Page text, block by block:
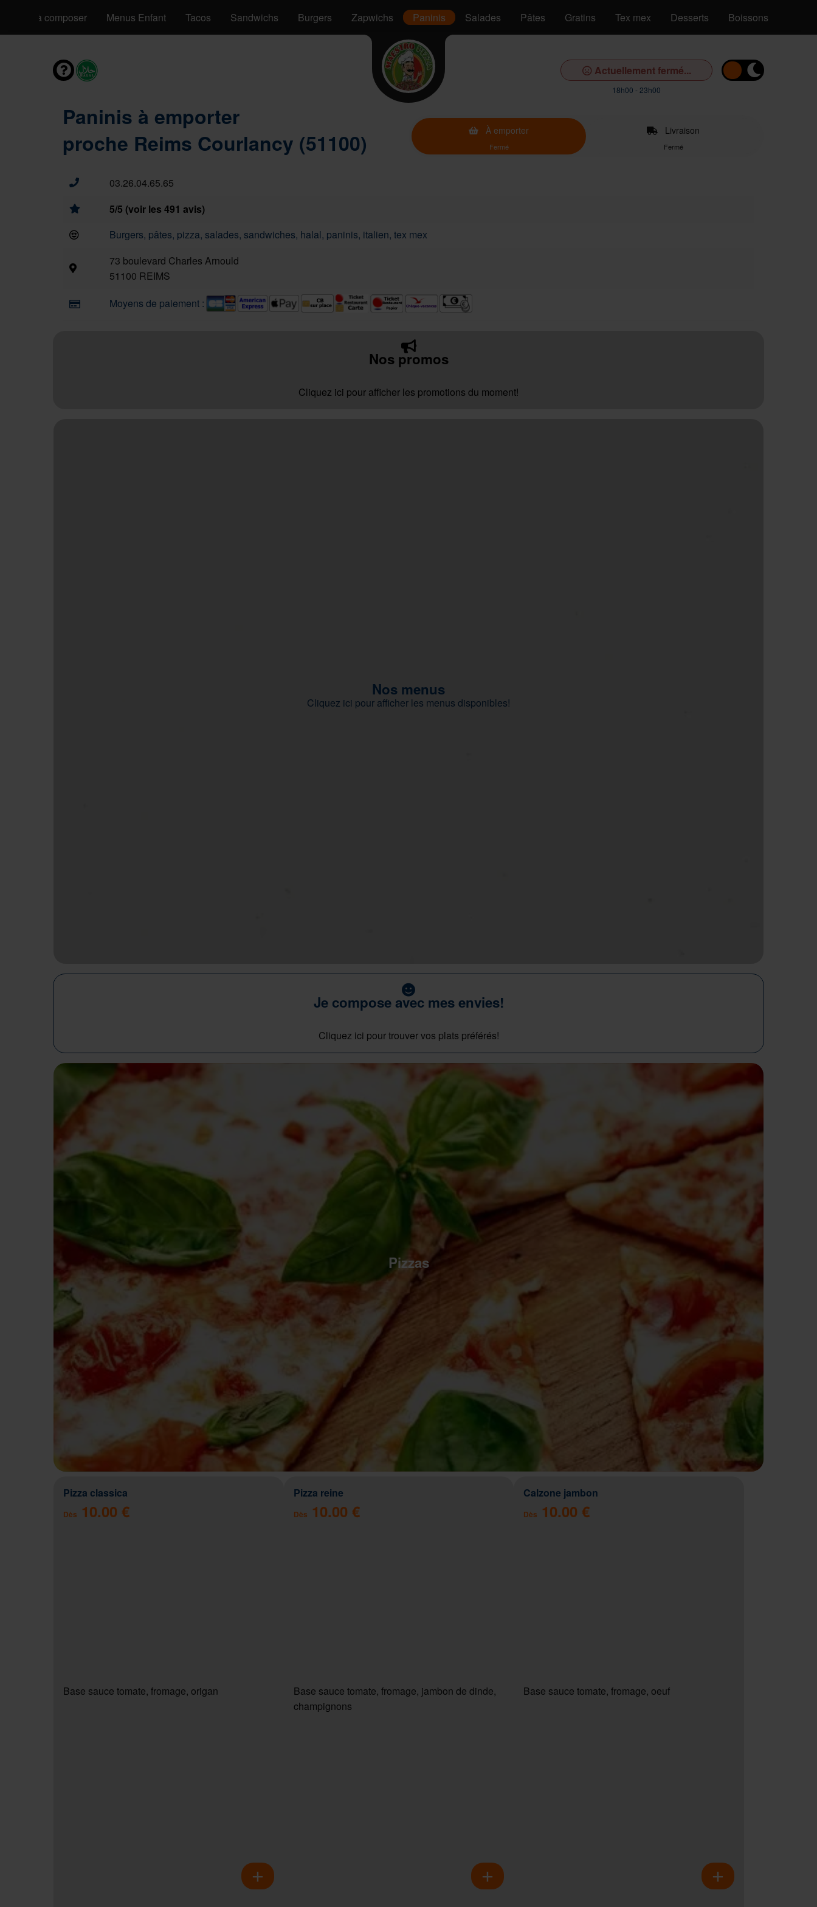
Pizzas à composer Menus Enfant Tacos Sandwichs Burgers Zapwichs Paninis Salades Pâtes Gratins Tex mex Desserts Boissons
Actuellement fermé...
18h00 - 23h00
Paninis à emporter
proche Reims Courlancy (51100)
À emporter
Fermé
Livraison
Fermé
03.26.04.65.65
5/5 (voir les 491 avis)
Burgers, pâtes, pizza, salades, sandwiches, halal, paninis, italien, tex mex
73 boulevard Charles Arnould
51100 REIMS
Moyens de paiement :
Nos promos
Cliquez ici pour afficher les promotions du moment!
Nos menus
Cliquez ici pour afficher les menus disponibles!
Je compose avec mes envies!
Cliquez ici pour trouver vos plats préférés!
Pizzas
Pizza classica
Dès 10.00 €
Base sauce tomate, fromage, origan
Pizza reine
Dès 10.00 €
Base sauce tomate, fromage, jambon de dinde,
champignons
Calzone jambon
Dès 10.00 €
Base sauce tomate, fromage, oeuf